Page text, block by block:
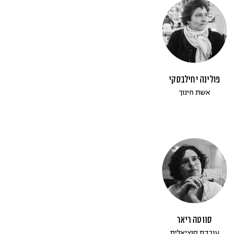
פולינה יחילבסקי
אשת חינוך
סווטה ריאר